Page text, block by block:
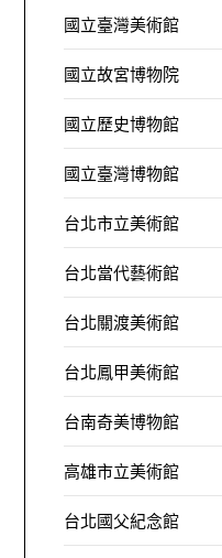
國立臺灣美術館
國立故宮博物院
國立歷史博物館
國立臺灣博物館
台北市立美術館
台北當代藝術館
台北關渡美術館
台北鳳甲美術館
台南奇美博物館
高雄市立美術館
台北國父紀念館